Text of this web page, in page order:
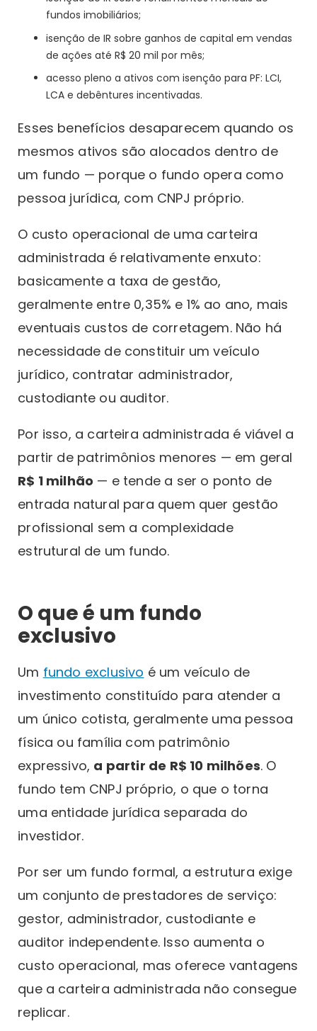
fundos imobiliários;
isenção de IR sobre ganhos de capital em vendas
de ações até R$ 20 mil por mês;
acesso pleno a ativos com isenção para PF: LCI,
LCA e debêntures incentivadas.
Esses benefícios desaparecem quando os
mesmos ativos são alocados dentro de
um fundo — porque o fundo opera como
pessoa jurídica, com CNPJ próprio.
O custo operacional de uma carteira
administrada é relativamente enxuto:
basicamente a taxa de gestão,
geralmente entre 0,35% e 1% ao ano, mais
eventuais custos de corretagem. Não há
necessidade de constituir um veículo
jurídico, contratar administrador,
custodiante ou auditor.
Por isso, a carteira administrada é viável a
partir de patrimônios menores — em geral
R$ 1 milhão — e tende a ser o ponto de
entrada natural para quem quer gestão
profissional sem a complexidade
estrutural de um fundo.
O que é um fundo
exclusivo
Um fundo exclusivo é um veículo de
investimento constituído para atender a
um único cotista, geralmente uma pessoa
física ou família com patrimônio
expressivo, a partir de R$ 10 milhões. O
fundo tem CNPJ próprio, o que o torna
uma entidade jurídica separada do
investidor.
Por ser um fundo formal, a estrutura exige
um conjunto de prestadores de serviço:
gestor, administrador, custodiante e
auditor independente. Isso aumenta o
custo operacional, mas oferece vantagens
que a carteira administrada não consegue
replicar.